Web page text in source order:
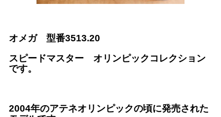
オメガ 型番3513.20
スピードマスター オリンピックコレクション
です。
2004年のアテネオリンピックの頃に発売された